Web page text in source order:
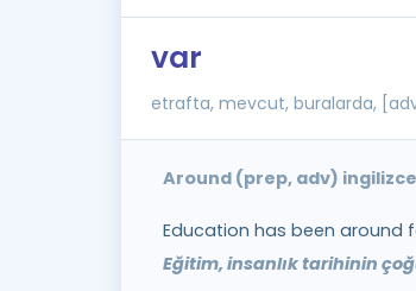
var
etrafta, mevcut, buralarda,
Around (prep, adv)
Education has been around
Eğitim, insanlık tarihinin